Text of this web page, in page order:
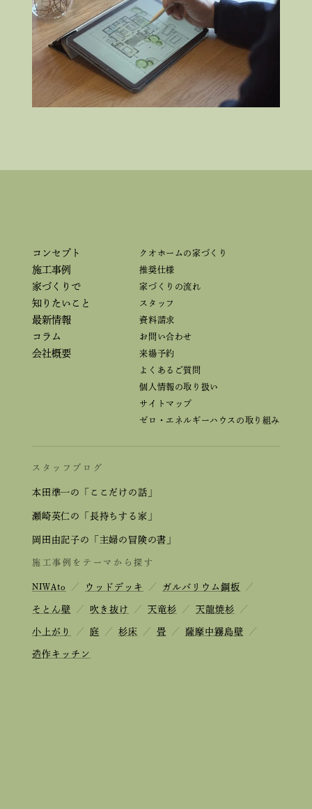
コンセプト
施工事例
家づくりで
知りたいこと
最新情報
コラム
会社概要
クオホームの家づくり
推奨仕様
家づくりの流れ
スタッフ
資料請求
お問い合わせ
来場予約
よくあるご質問
個人情報の取り扱い
サイトマップ
ゼロ・エネルギーハウスの取り組み
スタッフブログ
本田準一の「ここだけの話」
瀬崎英仁の「長持ちする家」
岡田由記子の「主婦の冒険の書」
施工事例をテーマから探す
NIWAto ／ ウッドデッキ ／ ガルバリウム鋼板 ／
そとん壁 ／ 吹き抜け ／ 天竜杉 ／ 天龍焼杉 ／
小上がり ／ 庭 ／ 杉床 ／ 畳 ／ 薩摩中霧島壁 ／
造作キッチン